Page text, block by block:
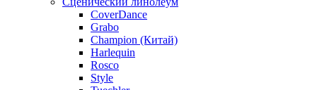
CoverDance
Grabo
Champion (Китай)
Harlequin
Rosco
Style